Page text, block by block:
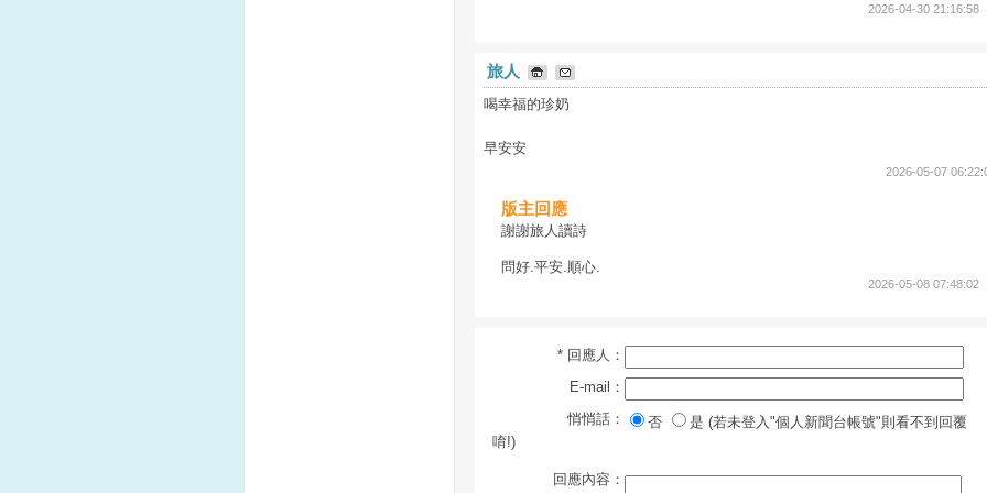
2026-04-30 21:16:58
旅人
喝幸福的珍奶
早安安
2026-05-07
版主回應
謝謝旅人讀詩
問好.平安.順心.
2026-05-08 07:48:02
* 回應人：
E-mail：
悄悄話：
否
是 (若未登入"個人新聞台帳號"則看不到回覆
唷!)
回應內容：